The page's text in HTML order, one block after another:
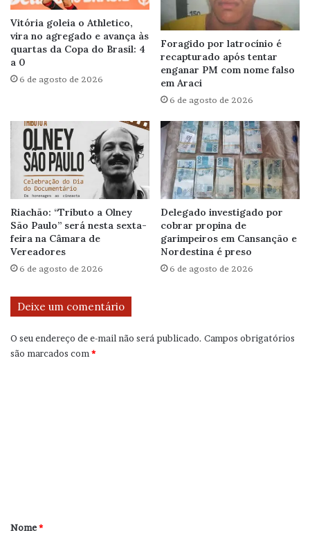
Vitória goleia o Athletico,
vira no agregado e avança às
quartas da Copa do Brasil: 4
a 0
6 de agosto de 2026
Foragido por latrocínio é
recapturado após tentar
enganar PM com nome falso
em Araci
6 de agosto de 2026
Riachão: “Tributo a Olney
São Paulo” será nesta sexta-
feira na Câmara de
Vereadores
6 de agosto de 2026
Delegado investigado por
cobrar propina de
garimpeiros em Cansanção e
Nordestina é preso
6 de agosto de 2026
Deixe um comentário
O seu endereço de e-mail não será publicado. Campos obrigatórios
são marcados com *
r
Nome*